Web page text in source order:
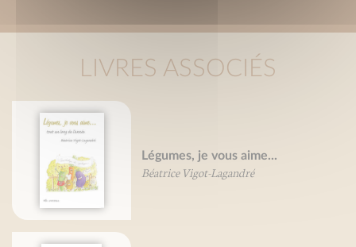
LIVRES ASSOCIÉS
Légumes, je vous aime...
Béatrice Vigot-Lagandré